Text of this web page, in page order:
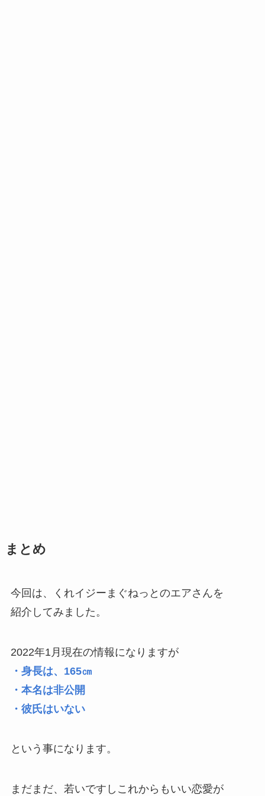
まとめ
今回は、くれイジーまぐねっとのエアさんを
紹介してみました。
2022年1月現在の情報になりますが
・身長は、165㎝
・本名は非公開
・彼氏はいない
という事になります。
まだまだ、若いですしこれからもいい恋愛が